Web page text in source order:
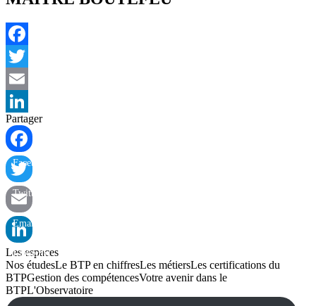
Facebook
Twitter
Email
LinkedIn
Partager
Facebook
Twitter
Email
LinkedIn
Les espaces
Nos étudesLe BTP en chiffresLes métiersLes certifications du
BTPGestion des compétencesVotre avenir dans le
BTPL'Observatoire